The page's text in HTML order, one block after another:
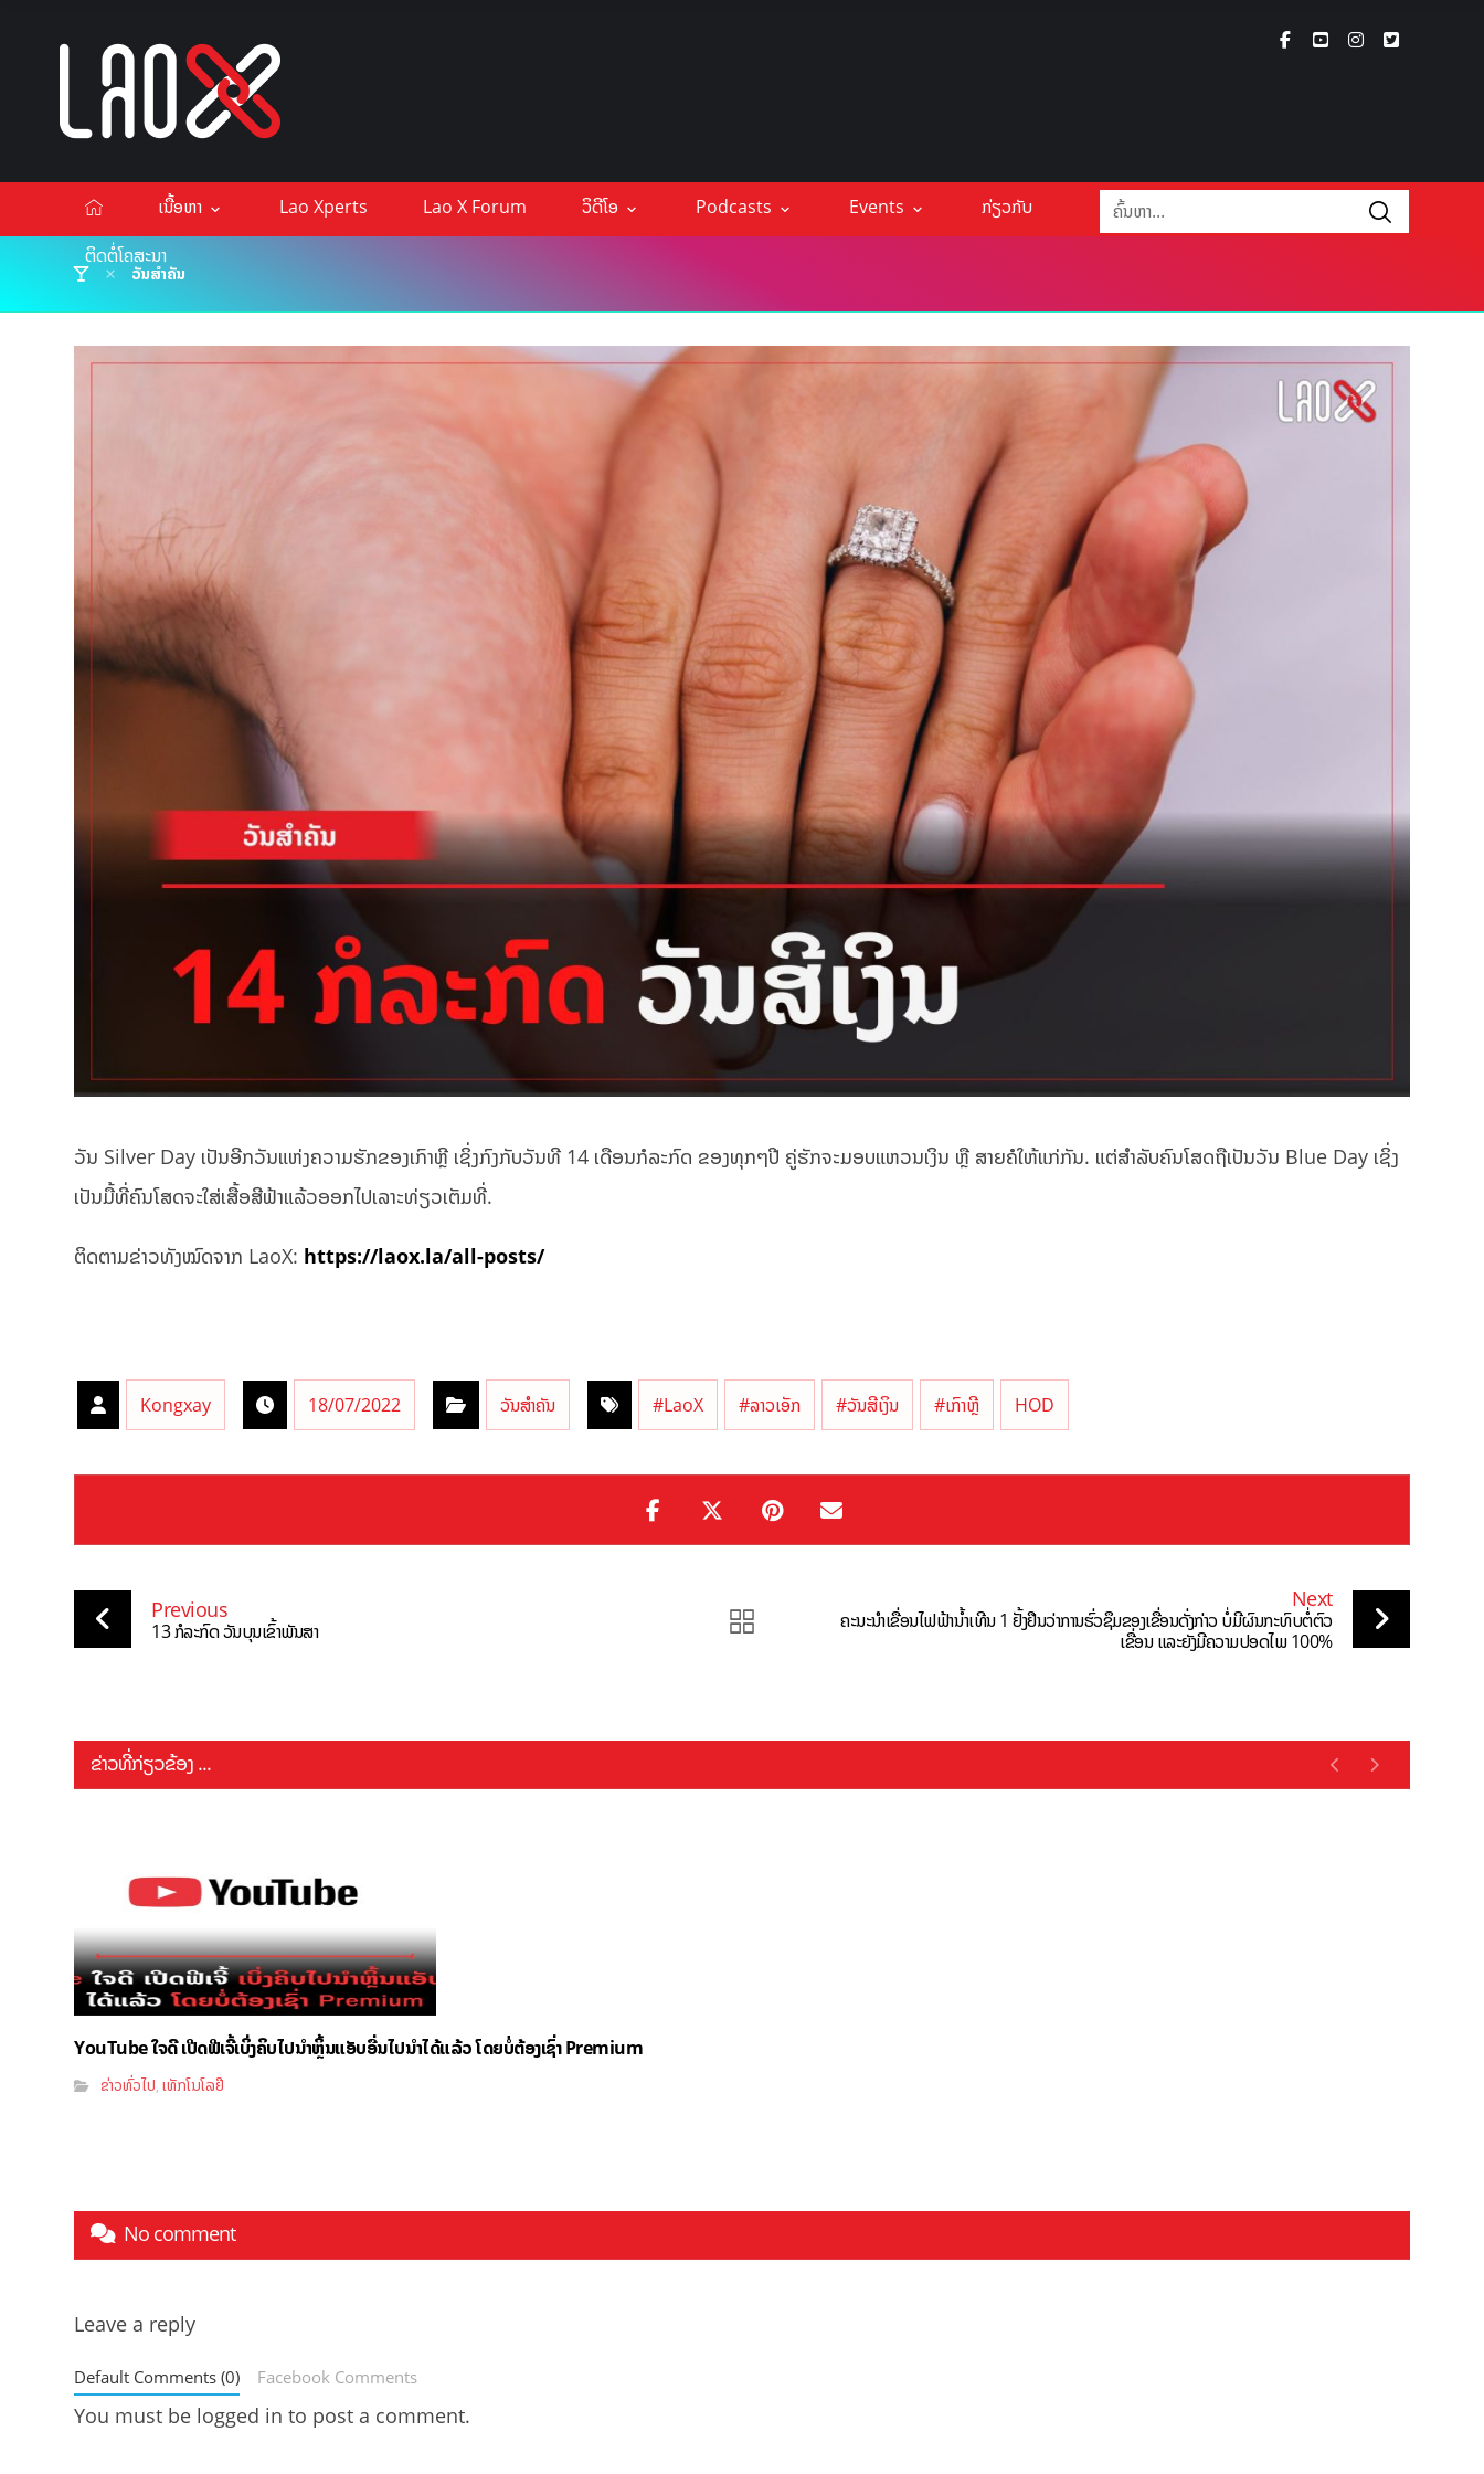
ເນື້ອຫາ Lao Xperts Lao X Forum ວິດີໂອ Podcasts Events
ກ່ຽວກັບ
ຕິດຕໍ່ໂຄສະນາ
ວັນສຳຄັນ
ວັນ Silver Day ເປັນອີກວັນແຫ່ງຄວາມຮັກຂອງເກົາຫຼີ ເຊິ່ງກົງກັບວັນທີ 14 ເດືອນກໍລະກົດ ຂອງທຸກໆປີ ຄູ່ຮັກຈະມອບແຫວນເງິນ ຫຼື ສາຍຄໍໃຫ້ແກ່ກັນ. ແຕ່ສຳລັບຄົນໂສດຖືເປັນວັນ Blue Day ເຊິ່ງ
ເປັນມື້ທີ່ຄົນໂສດຈະໃສ່ເສື້ອສີຟ້າແລ້ວອອກໄປເລາະທ່ຽວເຕັມທີ່.
ຕິດຕາມຂ່າວທັງໝົດຈາກ LaoX: https://laox.la/all-posts/
Kongxay 18/07/2022 ວັນສຳຄັນ #LaoX #ລາວເອັກ #ວັນສີເງິນ #ເກົາຫຼີ HOD
Previous
13 ກໍລະກົດ ວັນບຸນເຂົ້າພັນສາ
Next
ຄະນະນຳເຂື່ອນໄຟຟ້ານ້ຳເທີນ 1 ຢັ້ງຢືນວ່າການຮົ່ວຊຶມຂອງເຂື່ອນດັ່ງກ່າວ ບໍ່ມີຜົນກະທົບຕໍ່ຕົວ
ເຂື່ອນ ແລະຍັງມີຄວາມປອດໄພ 100%
ຂ່າວທີ່ກ່ຽວຂ້ອງ ...
YouTube ໃຈດີ ເປີດຟີເຈີ້ເບິ່ງຄິບໄປນຳຫຼິ້ນແອັບອື່ນໄປນຳໄດ້ແລ້ວ ໂດຍບໍ່ຕ້ອງເຊົ່າ Premium
ຂ່າວທົ່ວໄປ,ເທັກໂນໂລຢີ
No comment
Leave a reply
Default Comments (0) Facebook Comments
You must be logged in to post a comment.